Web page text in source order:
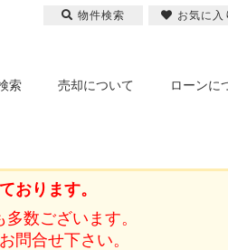
索 売却について ローンに
おります。
数ございます。
問合せ下さい。
物件検索 お気に入